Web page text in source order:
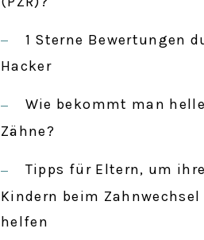
1 Sterne Bewertungen
Hacker
Wie bekommt man
Zähne?
Tipps für Eltern, um
Kindern beim Zahnwechsel
helfen